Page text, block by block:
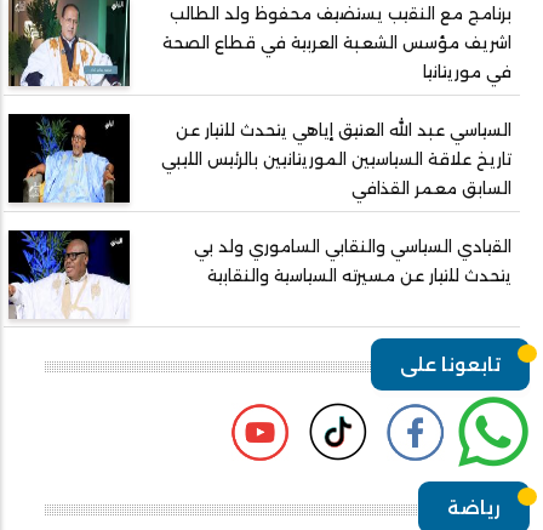
برنامج مع النقيب يستضيف محفوظ ولد الطالب
اشريف مؤسس الشعبة العربية في قطاع الصحة
في موريتانيا
السياسي عبد الله العتيق إياهي يتحدث للتيار عن
تاريخ علاقة السياسيين الموريتانيين بالرئيس الليبي
السابق معمر القذافي
القيادي السياسي والنقابي الساموري ولد بي
يتحدث للتيار عن مسيرته السياسية والنقابية
تابعونا على
رياضة